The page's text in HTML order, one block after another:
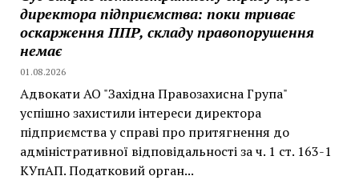
директора підприємства: поки триває
оскарження ППР, складу правопорушення
немає
01.08.2026
Адвокати АО "Західна Правозахисна Група"
успішно захистили інтереси директора
підприємства у справі про притягнення до
адміністративної відповідальності за ч. 1 ст. 163-1
КУпАП. Податковий орган...